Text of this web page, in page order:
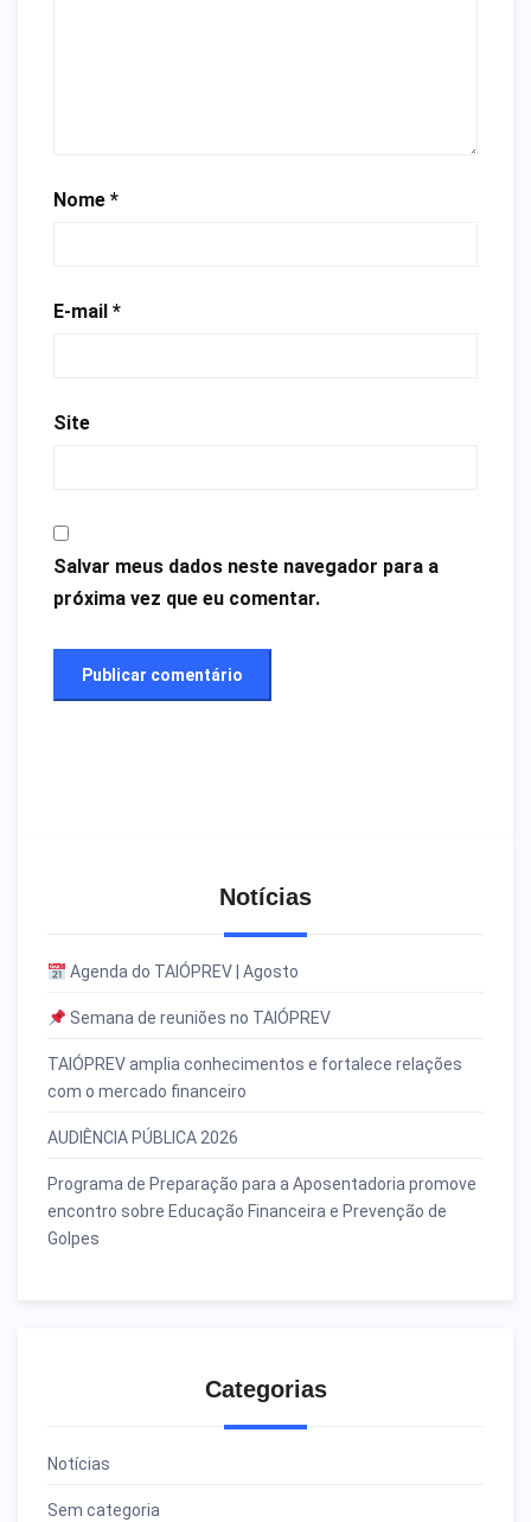
Nome *
E-mail *
Site
Salvar meus dados neste navegador para a
próxima vez que eu comentar.
Notícias
Agenda do TAIÓPREV | Agosto
Semana de reuniões no TAIÓPREV
TAIÓPREV amplia conhecimentos e fortalece relações
com o mercado financeiro
AUDIÊNCIA PÚBLICA 2026
Programa de Preparação para a Aposentadoria promove
encontro sobre Educação Financeira e Prevenção de
Golpes
Categorias
Notícias
Sem categoria